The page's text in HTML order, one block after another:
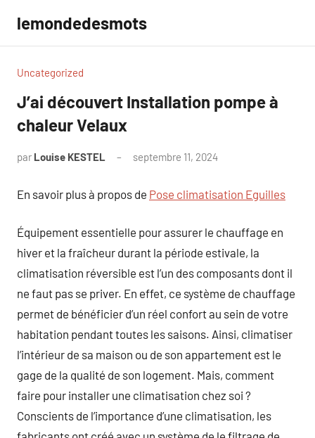
contenu
lemondedesmots
Uncategorized
J’ai découvert Installation pompe à
chaleur Velaux
par Louise KESTEL septembre 11, 2024
En savoir plus à propos de Pose climatisation Eguilles
Équipement essentielle pour assurer le chauffage en
hiver et la fraîcheur durant la période estivale, la
climatisation réversible est l’un des composants dont il
ne faut pas se priver. En effet, ce système de chauffage
permet de bénéficier d’un réel confort au sein de votre
habitation pendant toutes les saisons. Ainsi, climatiser
l’intérieur de sa maison ou de son appartement est le
gage de la qualité de son logement. Mais, comment
faire pour installer une climatisation chez soi ?
Conscients de l’importance d’une climatisation, les